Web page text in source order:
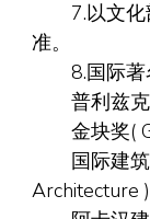
7.以文化
准。
8.国际著
普利兹克
金块奖(
国际建筑
Architecture )